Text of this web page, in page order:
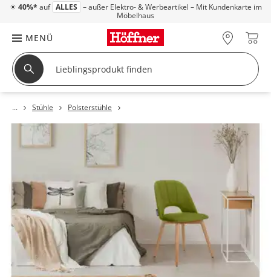
☀ 40%* auf ALLES – außer Elektro- & Werbeartikel – Mit Kundenkarte im
Möbelhaus
MENÜ
Stühle Polsterstühle